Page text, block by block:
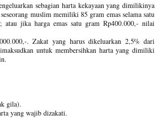
sebagian harta kekayaan yang dimilikinya
muslim memiliki 85 gram emas selama satu
atau jika harga emas satu gram Rp400.000,- nilai
. Zakat yang harus dikeluarkan 2,5% dari
untuk membersihkan harta yang dimiliki
gila).
yang wajib dizakati.